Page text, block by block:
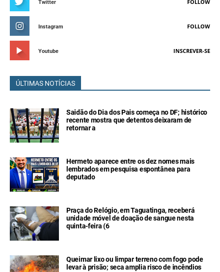
Twitter FOLLOW
Instagram FOLLOW
Youtube INSCREVER-SE
ÚLTIMAS NOTÍCIAS
Saidão do Dia dos Pais começa no DF; histórico
recente mostra que detentos deixaram de
retornar a
Hermeto aparece entre os dez nomes mais
lembrados em pesquisa espontânea para
deputado
Praça do Relógio, em Taguatinga, receberá
unidade móvel de doação de sangue nesta
quinta-feira (6
Queimar lixo ou limpar terreno com fogo pode
levar à prisão; seca amplia risco de incêndios